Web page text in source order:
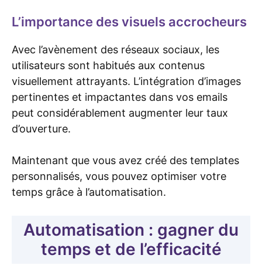
L’importance des visuels accrocheurs
Avec l’avènement des réseaux sociaux, les
utilisateurs sont habitués aux contenus
visuellement attrayants. L’intégration d’images
pertinentes et impactantes dans vos emails
peut considérablement augmenter leur taux
d’ouverture.
Maintenant que vous avez créé des templates
personnalisés, vous pouvez optimiser votre
temps grâce à l’automatisation.
Automatisation : gagner du
temps et de l’efficacité